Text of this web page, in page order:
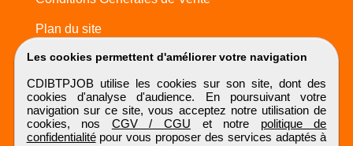
Les cookies permettent d'améliorer votre navigation
CDIBTPJOB utilise les cookies sur son site, dont des
cookies d'analyse d'audience. En poursuivant votre
navigation sur ce site, vous acceptez notre utilisation de
cookies, nos CGV / CGU et notre politique de
confidentialitépour vous proposer des services adaptés à
Plan du site